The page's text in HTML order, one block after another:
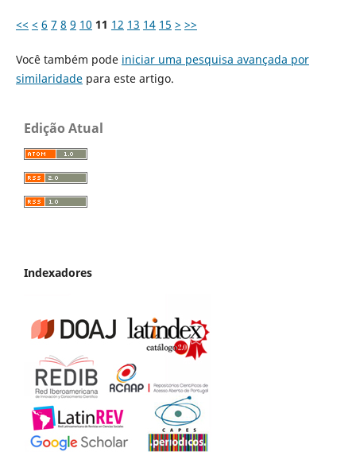
<< < 6 7 8 9 10 11 12 13 14 15 > >>
Você também pode iniciar uma pesquisa avançada por
similaridadepara este artigo.
Edição Atual
Indexadores